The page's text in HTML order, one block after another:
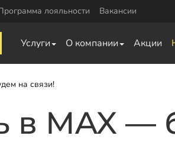
лояльности Вакансии
Услуги О компании Акции
ЖБ сваи 150х150
Обвязка свай
Пластины для свай
на связи!
в MAX —